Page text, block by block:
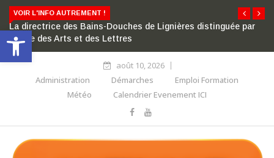
Ouvrir la barre d’outils
VOIR L'INFO AUTREMENT !
La directrice des Bains-Douches de Lignières distinguée par
l’ordre des Arts et des Lettres
août 10, 2026
Administration
Démarches
Emploi Formation
Météo
Calendrier Evenement ICI